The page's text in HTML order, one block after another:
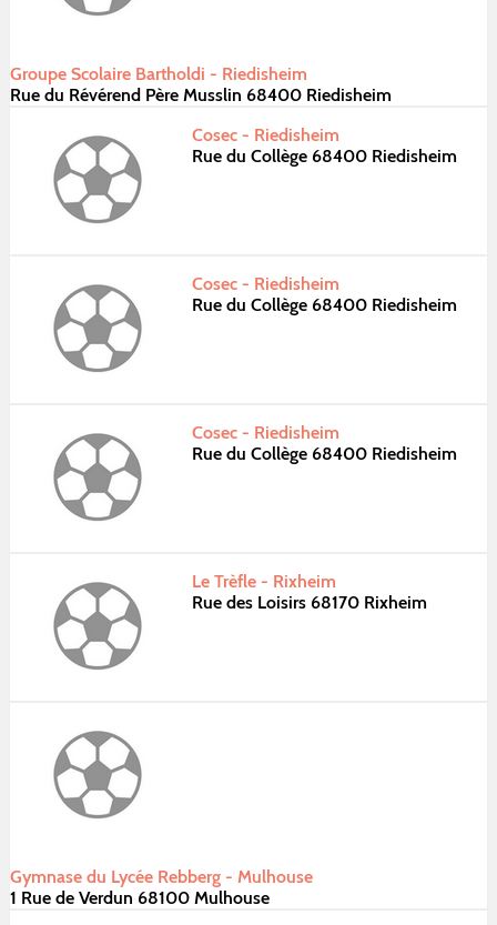
Groupe Scolaire Bartholdi - Riedisheim
Rue du Révérend Père Musslin 68400 Riedisheim
Cosec - Riedisheim
Rue du Collège 68400 Riedisheim
Cosec - Riedisheim
Rue du Collège 68400 Riedisheim
Cosec - Riedisheim
Rue du Collège 68400 Riedisheim
Le Trèfle - Rixheim
Rue des Loisirs 68170 Rixheim
Gymnase du Lycée Rebberg - Mulhouse
1 Rue de Verdun 68100 Mulhouse